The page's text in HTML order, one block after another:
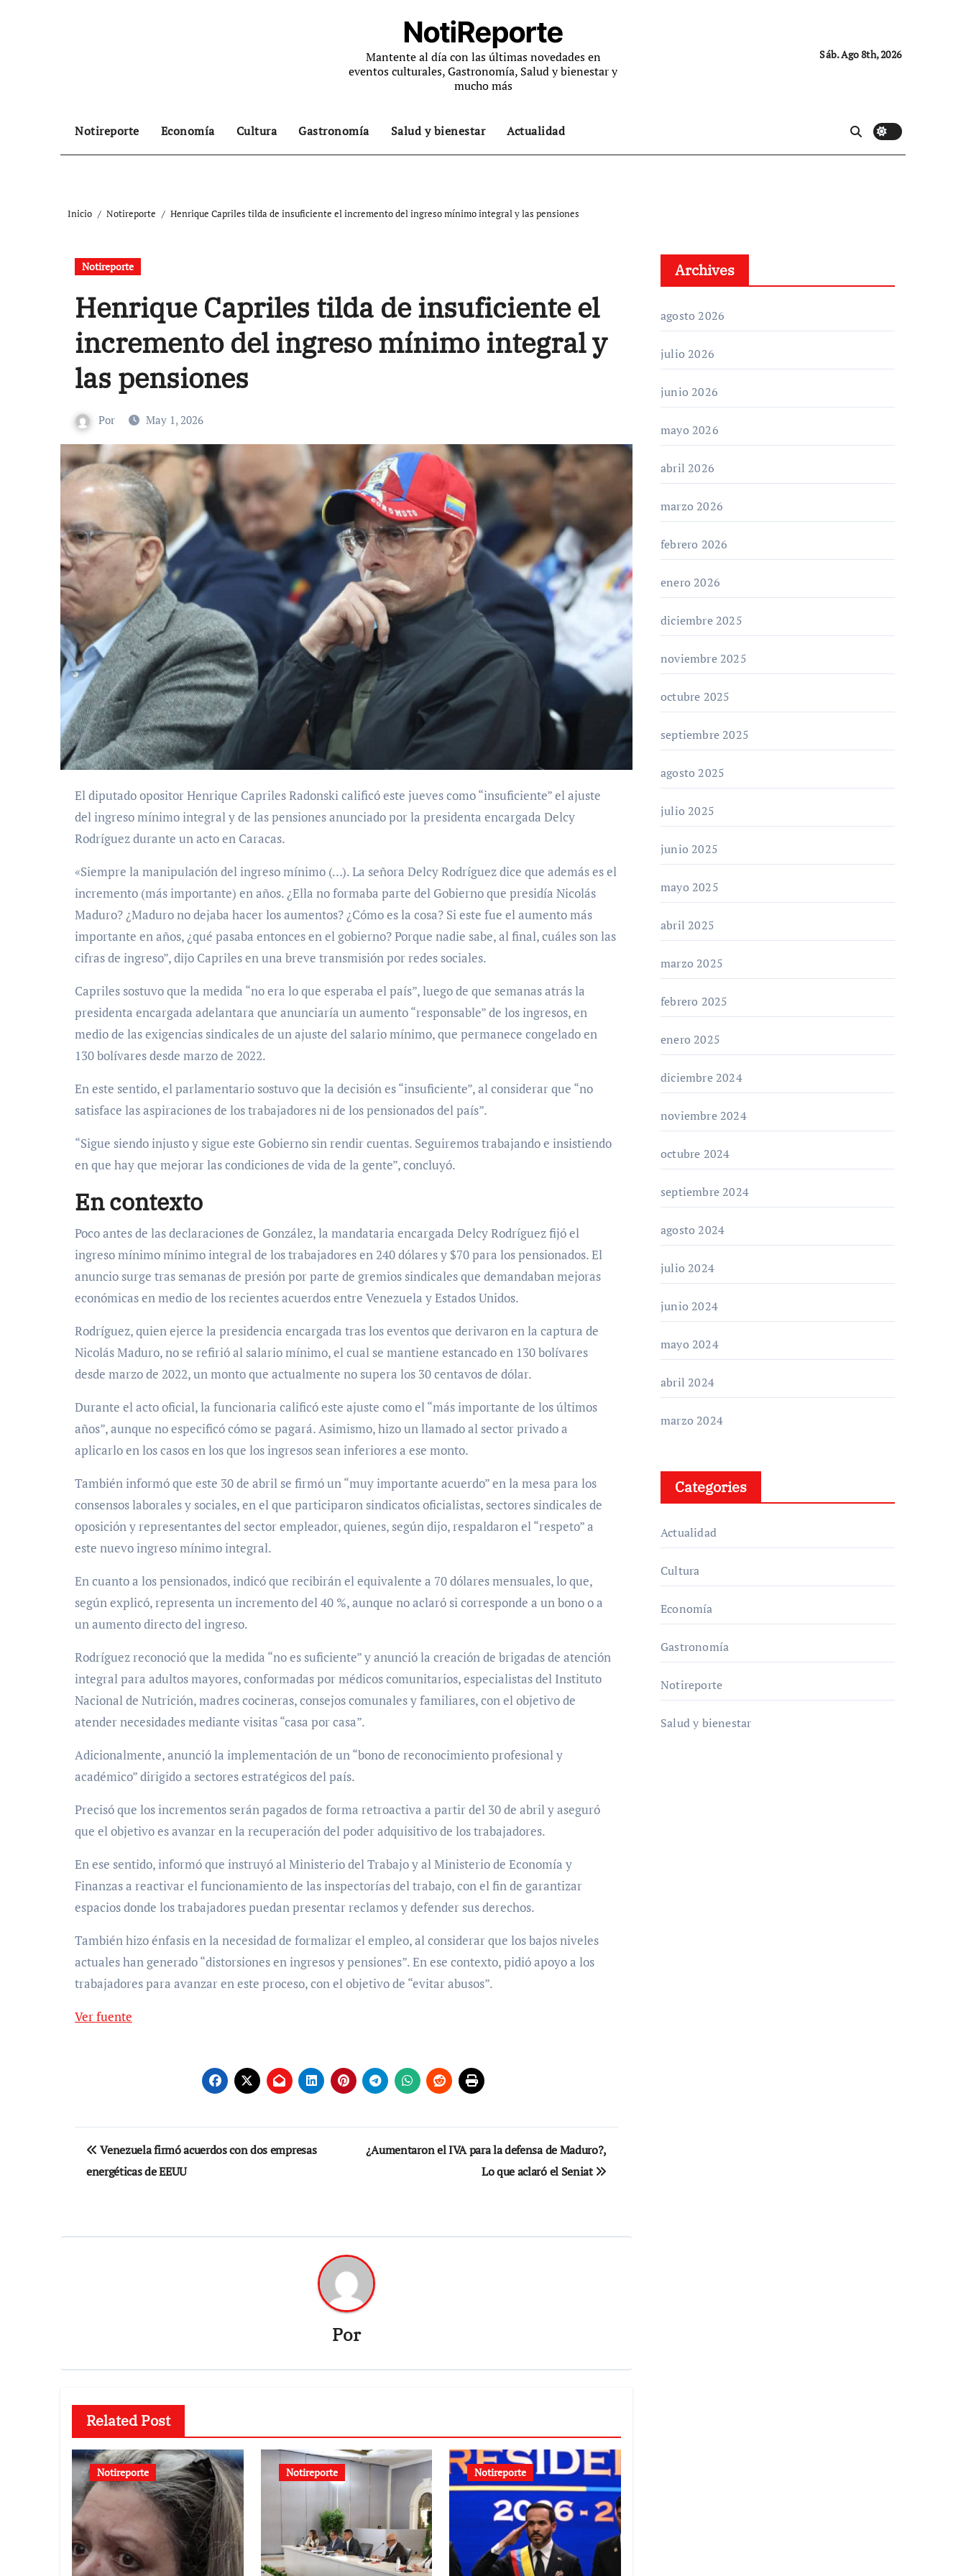
NotiReporte
Mantente al día con las últimas novedades en
eventos culturales, Gastronomía, Salud y bienestar y
mucho más
Sáb. Ago 8th, 2026
Notireporte Economía Cultura Gastronomía Salud y bienestar Actualidad
Inicio Notireporte Henrique Capriles tilda de insuficiente el incremento del ingreso mínimo integral y las pensiones
Notireporte
Henrique Capriles tilda de insuficiente el
incremento del ingreso mínimo integral y
las pensiones
Por May 1, 2026
El diputado opositor Henrique Capriles Radonski calificó este jueves como “insuficiente” el ajuste
del ingreso mínimo integral y de las pensiones anunciado por la presidenta encargada Delcy
Rodríguez durante un acto en Caracas.
«Siempre la manipulación del ingreso mínimo (…). La señora Delcy Rodríguez dice que además es el
incremento (más importante) en años. ¿Ella no formaba parte del Gobierno que presidía Nicolás
Maduro? ¿Maduro no dejaba hacer los aumentos? ¿Cómo es la cosa? Si este fue el aumento más
importante en años, ¿qué pasaba entonces en el gobierno? Porque nadie sabe, al final, cuáles son las
cifras de ingreso”, dijo Capriles en una breve transmisión por redes sociales.
Capriles sostuvo que la medida “no era lo que esperaba el país”, luego de que semanas atrás la
presidenta encargada adelantara que anunciaría un aumento “responsable” de los ingresos, en
medio de las exigencias sindicales de un ajuste del salario mínimo, que permanece congelado en
130 bolívares desde marzo de 2022.
En este sentido, el parlamentario sostuvo que la decisión es “insuficiente”, al considerar que “no
satisface las aspiraciones de los trabajadores ni de los pensionados del país”.
“Sigue siendo injusto y sigue este Gobierno sin rendir cuentas. Seguiremos trabajando e insistiendo
en que hay que mejorar las condiciones de vida de la gente”, concluyó.
En contexto
Poco antes de las declaraciones de González, la mandataria encargada Delcy Rodríguez fijó el
ingreso mínimo mínimo integral de los trabajadores en 240 dólares y $70 para los pensionados. El
anuncio surge tras semanas de presión por parte de gremios sindicales que demandaban mejoras
económicas en medio de los recientes acuerdos entre Venezuela y Estados Unidos.
Rodríguez, quien ejerce la presidencia encargada tras los eventos que derivaron en la captura de
Nicolás Maduro, no se refirió al salario mínimo, el cual se mantiene estancado en 130 bolívares
desde marzo de 2022, un monto que actualmente no supera los 30 centavos de dólar.
Durante el acto oficial, la funcionaria calificó este ajuste como el “más importante de los últimos
años”, aunque no especificó cómo se pagará. Asimismo, hizo un llamado al sector privado a
aplicarlo en los casos en los que los ingresos sean inferiores a ese monto.
También informó que este 30 de abril se firmó un “muy importante acuerdo” en la mesa para los
consensos laborales y sociales, en el que participaron sindicatos oficialistas, sectores sindicales de
oposición y representantes del sector empleador, quienes, según dijo, respaldaron el “respeto” a
este nuevo ingreso mínimo integral.
En cuanto a los pensionados, indicó que recibirán el equivalente a 70 dólares mensuales, lo que,
según explicó, representa un incremento del 40 %, aunque no aclaró si corresponde a un bono o a
un aumento directo del ingreso.
Rodríguez reconoció que la medida “no es suficiente” y anunció la creación de brigadas de atención
integral para adultos mayores, conformadas por médicos comunitarios, especialistas del Instituto
Nacional de Nutrición, madres cocineras, consejos comunales y familiares, con el objetivo de
atender necesidades mediante visitas “casa por casa”.
Adicionalmente, anunció la implementación de un “bono de reconocimiento profesional y
académico” dirigido a sectores estratégicos del país.
Precisó que los incrementos serán pagados de forma retroactiva a partir del 30 de abril y aseguró
que el objetivo es avanzar en la recuperación del poder adquisitivo de los trabajadores.
En ese sentido, informó que instruyó al Ministerio del Trabajo y al Ministerio de Economía y
Finanzas a reactivar el funcionamiento de las inspectorías del trabajo, con el fin de garantizar
espacios donde los trabajadores puedan presentar reclamos y defender sus derechos.
También hizo énfasis en la necesidad de formalizar el empleo, al considerar que los bajos niveles
actuales han generado “distorsiones en ingresos y pensiones”. En ese contexto, pidió apoyo a los
trabajadores para avanzar en este proceso, con el objetivo de “evitar abusos”.
Ver fuente
Navegación
de
Venezuela firmó acuerdos con dos empresas
energéticas de EEUU
¿Aumentaron el IVA para la defensa de Maduro?,
Lo que aclaró el Seniat
Por
Related Post
Notireporte Notireporte Notireporte
Archives
agosto 2026
julio 2026
junio 2026
mayo 2026
abril 2026
marzo 2026
febrero 2026
enero 2026
diciembre 2025
noviembre 2025
octubre 2025
septiembre 2025
agosto 2025
julio 2025
junio 2025
mayo 2025
abril 2025
marzo 2025
febrero 2025
enero 2025
diciembre 2024
noviembre 2024
octubre 2024
septiembre 2024
agosto 2024
julio 2024
junio 2024
mayo 2024
abril 2024
marzo 2024
Categories
Actualidad
Cultura
Economía
Gastronomía
Notireporte
Salud y bienestar